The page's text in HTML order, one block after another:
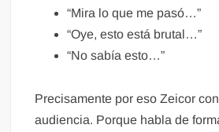
“Mira lo que me pasó…”
“Oye, esto está brutal…”
“No sabía esto…”
Precisamente por eso Zeicor
audiencia. Porque habla de